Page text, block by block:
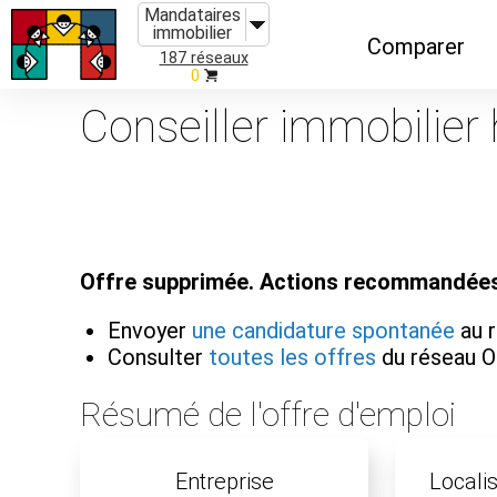
Mandataires
immobilier
187 réseaux
0
Comparer
Caractéristiques
Organismes de
Conseiller immobilier
Offre supprimée. Actions
Envoyer une candidature spontanée au
Consulter toutes les offres du réseau
Résumé de l'offre d'emploi
Entreprise